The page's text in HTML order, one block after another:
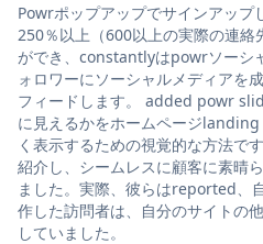
Powrポップアップでサインアッ
250％以上（600以上の実際の連絡
ができ、constantlyはpowrソーシ
ォロワーにソーシャルメディアを
フィードします。 added powr
に見えるかをホームページ
く表示するための視覚的な方法で
紹介し、シームレスに顧客に素晴
ました。実際、彼らはreported、
作した訪問者は、自分のサイトの
していました。